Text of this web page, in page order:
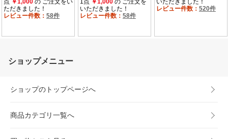
ショップメニュー
ショップのトップページへ
商品カテゴリ一覧へ